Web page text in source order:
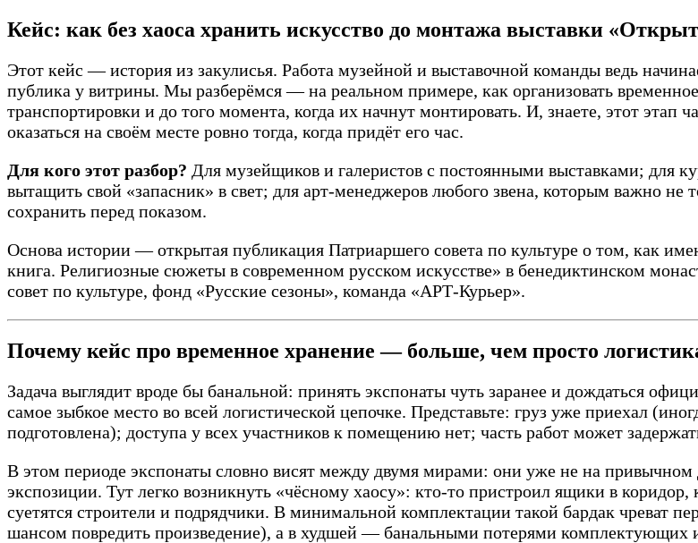
Кейс: как без хаоса хранить искусство до монтажа выставки
Этот кейс — история из закулисья. Работа музейной и выставочной команды ведь
публика у витрины. Мы разберёмся — на реальном примере, как организовать
транспортировки и до того момента, когда их начнут монтировать. И, знаете, этот этап
оказаться на своём месте ровно тогда, когда придёт его час.
Для кого этот разбор? Для музейщиков и галеристов с постоянными выставками; для
вытащить свой «запасник» в свет; для арт-менеджеров любого звена, которым важно не
сохранить перед показом.
Основа истории — открытая публикация Патриаршего совета по культуре о том, как
книга. Религиозные сюжеты в современном русском искусстве» в бенедиктинском
совет по культуре, фонд «Русские сезоны», команда «АРТ-Курьер».
Почему кейс про временное хранение — больше, чем просто
Задача выглядит вроде бы банальной: принять экспонаты чуть заранее и дождаться
самое зыбкое место во всей логистической цепочке. Представьте: груз уже приехал
подготовлена); доступа у всех участников к помещению нет; часть работ может
В этом периоде экспонаты словно висят между двумя мирами: они уже не на
экспозиции. Тут легко возникнуть «чёсному хаосу»: кто-то пристроил ящики в
суетятся строители и подрядчики. В минимальной комплектации такой бардак
шансом повредить произведение), а в худшей — банальными потерями комплектующих